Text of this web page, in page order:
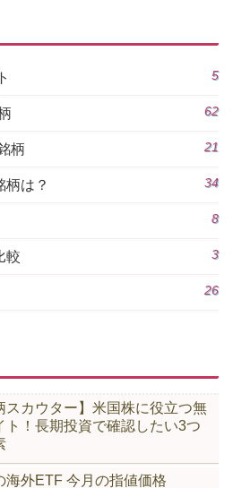
5
62
柄 21
柄は？ 34
8
較 3
26
スカウター】米国株に役立つ無
ト！長期投資で確認したい3つ
海外ETF 今月の指値価格